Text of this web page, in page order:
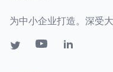
为中小企业打造。深受大